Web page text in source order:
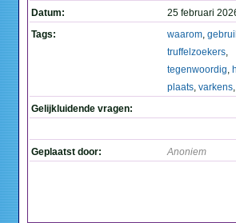
Datum:
25 februari
Tags:
waarom,
truffelzoekers,
tegenwoordig,
plaats, varkens
Gelijkluidende vragen:
Geplaatst door: Anoniem